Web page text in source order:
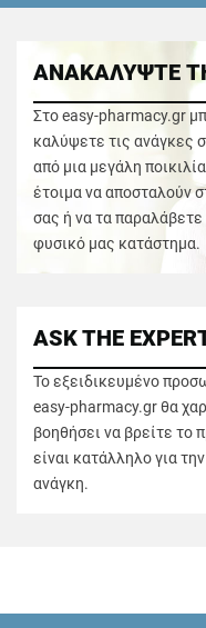
ΑΝΑΚΑΛΥΨΤΕ
Στο easy-pharmacy.gr
καλύψετε τις ανάγκες
από μια μεγάλη
έτοιμα να αποσταλούν
σας ή να τα παραλάβετε
φυσικό μας κατάστημα.
ASK THE
Το εξειδικευμένο
easy-pharmacy.gr θα
βοηθήσει να βρείτε το
είναι κατάλληλο για
ανάγκη.